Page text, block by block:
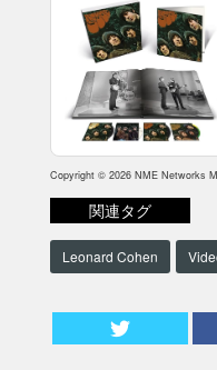
Copyright © 2026 NME Networks
関連タグ
Leonard Cohen